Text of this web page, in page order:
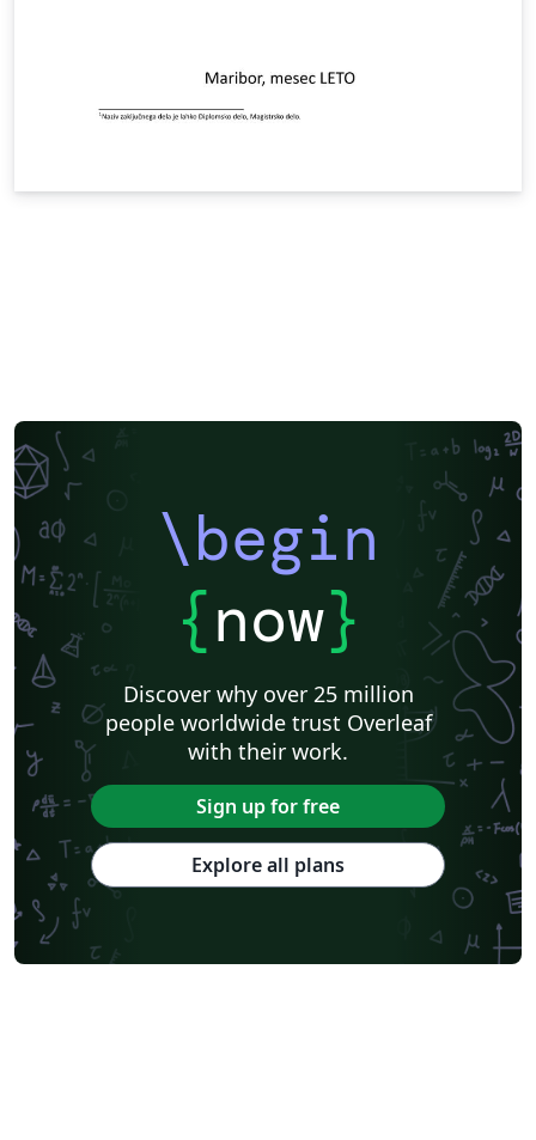
\begin
{now}
Discover why over 25 million
people worldwide trust Overleaf
with their work.
Sign up for free
Explore all plans